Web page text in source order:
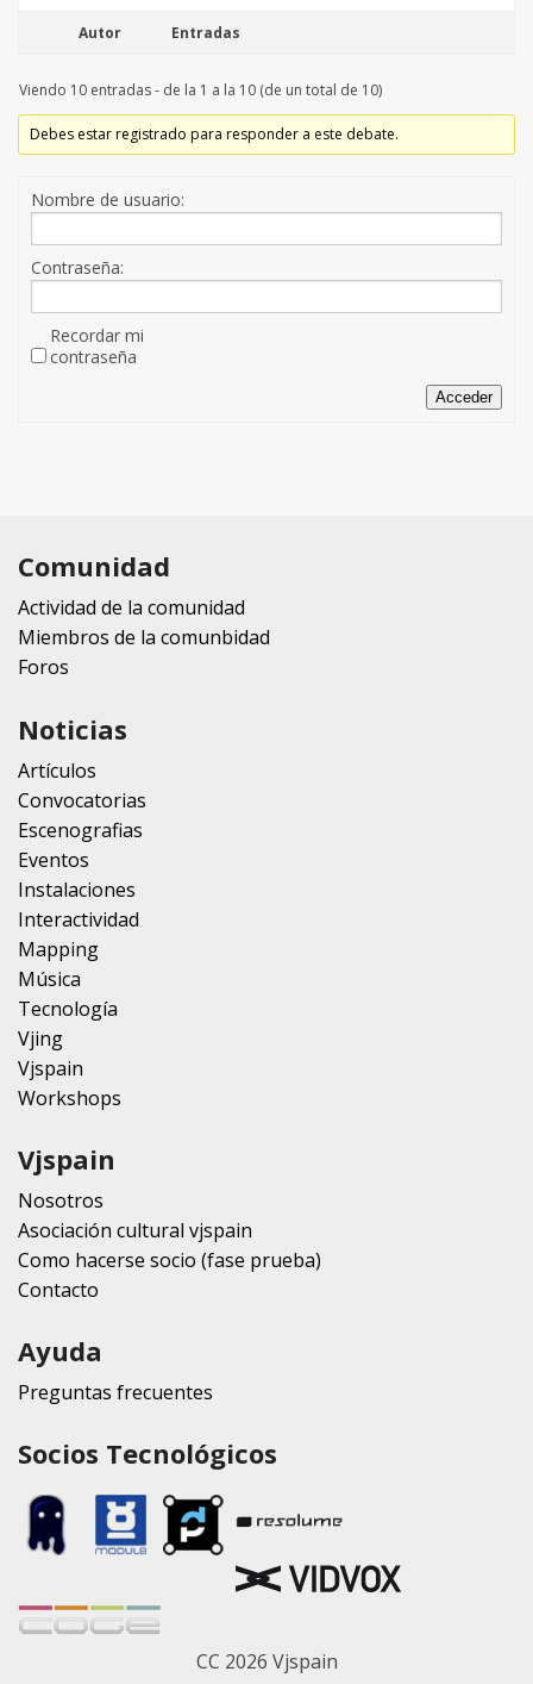
Autor Entradas
Viendo 10 entradas - de la 1 a la 10 (de un total de 10)
Debes estar registrado para responder a este debate.
Nombre de usuario:
Contraseña:
Recordar mi
contraseña
Acceder
Comunidad
Actividad de la comunidad
Miembros de la comunbidad
Foros
Noticias
Artículos
Convocatorias
Escenografias
Eventos
Instalaciones
Interactividad
Mapping
Música
Tecnología
Vjing
Vjspain
Workshops
Vjspain
Nosotros
Asociación cultural vjspain
Como hacerse socio (fase prueba)
Contacto
Ayuda
Preguntas frecuentes
Socios Tecnológicos
CC 2026 Vjspain